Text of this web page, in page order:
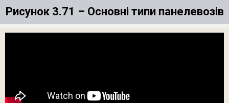
Рисунок 3.71 – Основні типи панелевозів